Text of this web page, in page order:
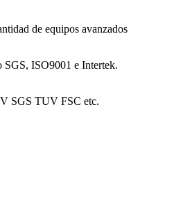
de equipos avanzados
SGS, ISO9001 e Intertek.
SGS TUV FSC etc.